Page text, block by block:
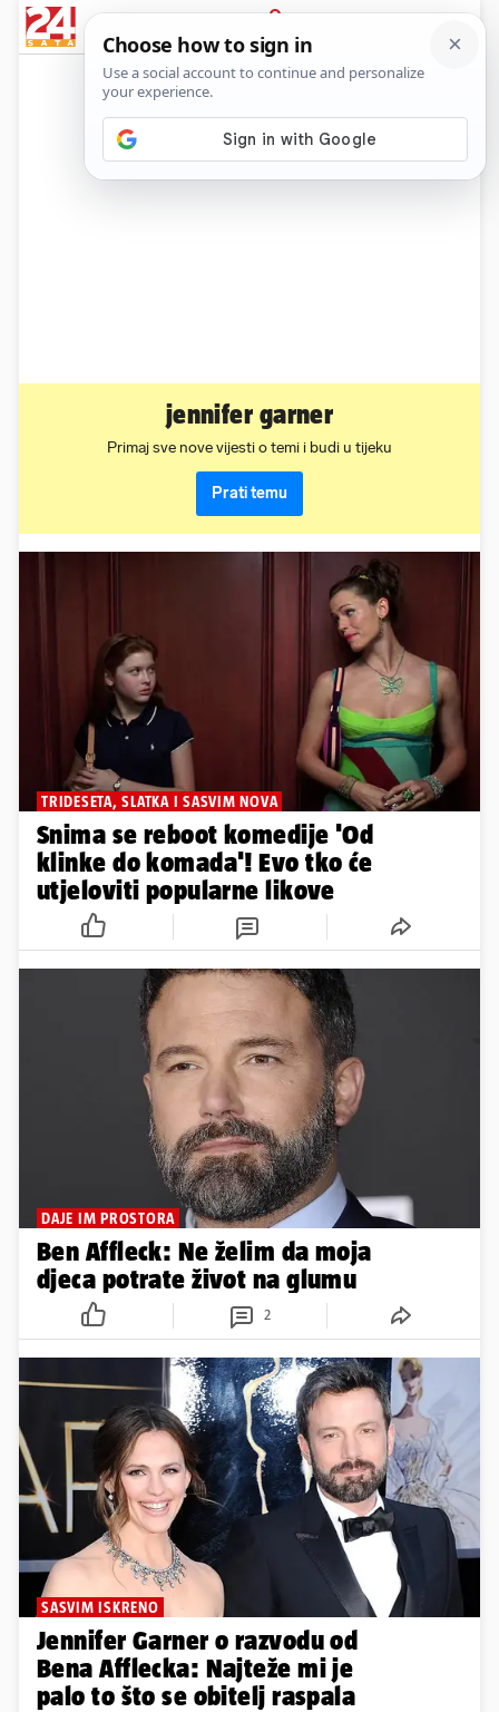
PRIJAVA
News
jennifer garner
Primaj sve nove vijesti o temi i budi u tijeku
Prati temu
TRIDESETA, SLATKA I SASVIM NOVA
Snima se reboot komedije 'Od
klinke do komada'! Evo tko će
utjeloviti popularne likove
DAJE IM PROSTORA
Ben Affleck: Ne želim da moja
djeca potrate život na glumu
2
SASVIM ISKRENO
Jennifer Garner o razvodu od
Bena Afflecka: Najteže mi je
palo to što se obitelj raspala